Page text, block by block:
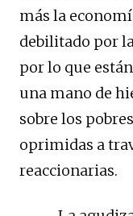
más la
debilitado por
por lo que
una mano de
sobre los
oprimidas a
reaccionarias.